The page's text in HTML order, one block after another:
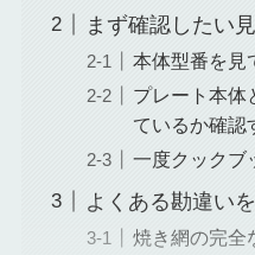
まず確認したい
本体型番を見
プレート本体
ているか確認
一度クックブ
よくある勘違い
焼き網の完全